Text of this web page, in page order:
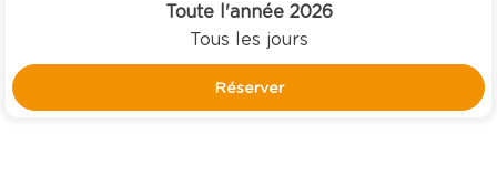
Toute l'année2026
Tous les jours
Réserver